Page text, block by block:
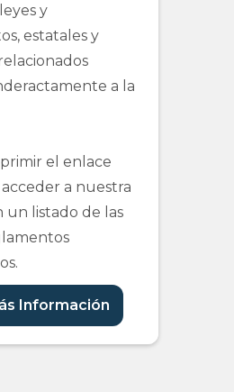
y
estatales y
a la
el enlace
a nuestra
un listado de las
Información